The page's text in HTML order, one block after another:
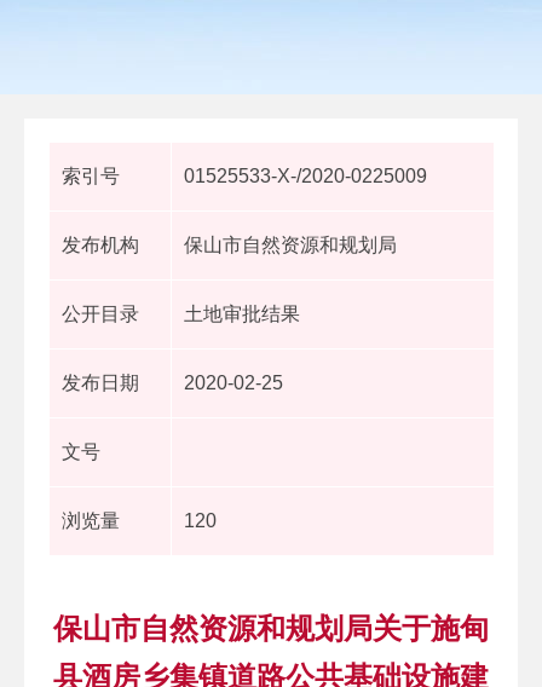
索引号 01525533-X-/2020-0225009
发布机构 保山市自然资源和规划局
公开目录 土地审批结果
发布日期 2020-02-25
文号
浏览量 120
保山市自然资源和规划局关于施甸
县酒房乡集镇道路公共基础设施建